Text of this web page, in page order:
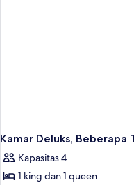
Kamar Deluks, Beberapa
Kapasitas 4
1 king dan 1 queen